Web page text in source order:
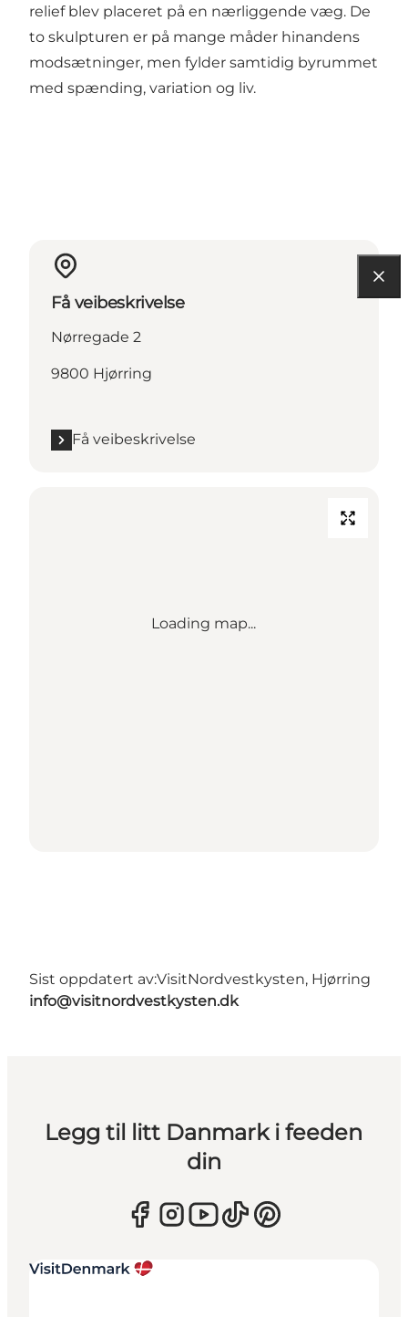
relief blev placeret på en nærliggende væg. De
to skulpturen er på mange måder hinandens
modsætninger, men fylder samtidig byrummet
med spænding, variation og liv.
Få veibeskrivelse
Nørregade 2
9800 Hjørring
Få veibeskrivelse
Loading map...
Sist oppdatert av:VisitNordvestkysten, Hjørring
info@visitnordvestkysten.dk
Legg til litt Danmark i feeden
din